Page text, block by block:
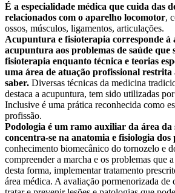
É a especialidade médica que cuida das
relacionados com o aparelho locomotor,
ossos, músculos, ligamentos, articulações.
Acupuntura e fisioterapia corresponde à
acupuntura aos problemas de saúde que
fisioterapia enquanto técnica e teorias
uma área de atuação profissional restrita
saber. Diversas técnicas da medicina
destaca a acupuntura, tem sido utilizadas
Inclusive é uma prática reconhecida como
profissão.
Podologia é um ramo auxiliar da área da
concentra-se na anatomia e fisiologia dos
conhecimento biomecânico do tornozelo e
compreender a marcha e os problemas que
desta forma, implementar tratamento
área médica. A avaliação pormenorizada de